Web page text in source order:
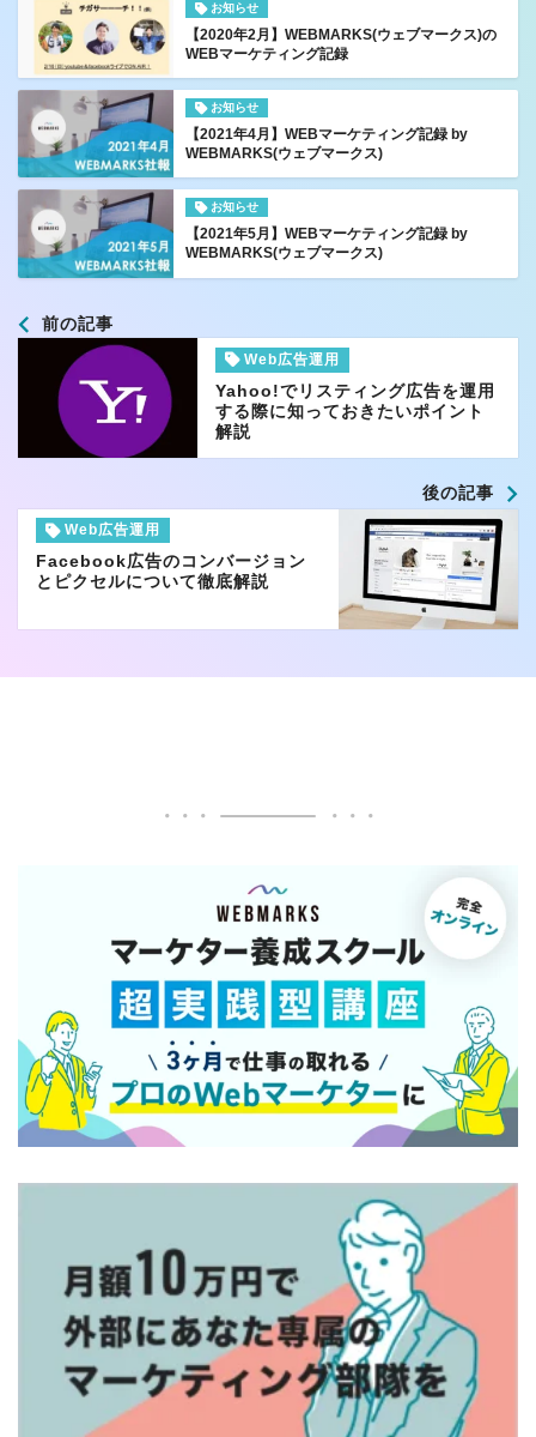
お知らせ
【2020年2月】WEBMARKS(ウェブマークス)の
WEBマーケティング記録
お知らせ
【2021年4月】WEBマーケティング記録 by
WEBMARKS(ウェブマークス)
お知らせ
【2021年5月】WEBマーケティング記録 by
WEBMARKS(ウェブマークス)
前の記事
Web広告運用
Yahoo!でリスティング広告を運用
する際に知っておきたいポイント
解説
後の記事
Web広告運用
Facebook広告のコンバージョン
とピクセルについて徹底解説